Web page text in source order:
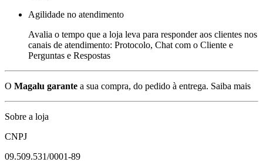
Agilidade no atendimento
Avalia o tempo que a loja leva para responder aos clientes nos
canais de atendimento: Protocolo, Chat com o Cliente e
Perguntas e Respostas
O Magalu garante a sua compra, do pedido à entrega. Saiba mais
Sobre a loja
CNPJ
09.509.531/0001-89